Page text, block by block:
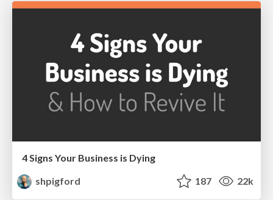
4 Signs Your Business is Dying
shpigford
187 22k